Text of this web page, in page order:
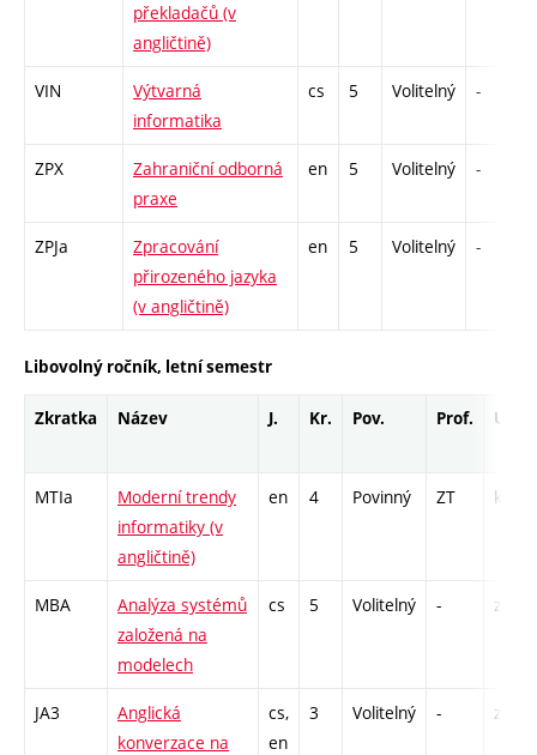
překladačů (v
angličtině)
VIN
Výtvarná
informatika
cs 5 Volitelný -
ZPX
Zahraniční odborná
praxe
en 5 Volitelný -
ZPJa
Zpracování
přirozeného jazyka
(v angličtině)
en 5 Volitelný -
Libovolný ročník, letní semestr
Zkratka Název J. Kr. Pov. Prof. Uk.
MTIa
Moderní trendy
informatiky (v
angličtině)
en 4 Povinný ZT kl
MBA
Analýza systémů
založená na
modelech
cs 5 Volitelný - zk
JA3
Anglická
konverzace na
cs,
en
3 Volitelný - zá,zk